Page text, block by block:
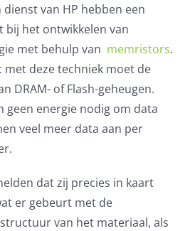
van HP hebben een
bij het ontwikkelen van
met behulp van memristors.
met deze techniek moet de
DRAM- of Flash-geheugen.
geen energie nodig om data
veel meer data aan per
dat zij precies in kaart
er gebeurt met de
van het materiaal, als